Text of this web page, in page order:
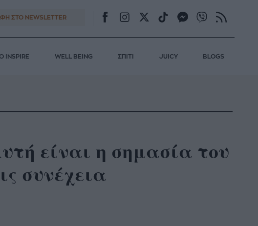
ΣΤΟ NEWSLETTER
INSPIRE WELL BEING ΣΠΙΤΙ JUICY BLOGS
είναι η σημασία του
συνέχεια